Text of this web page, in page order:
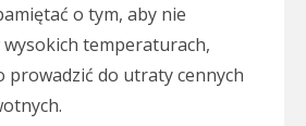
o tym, aby nie
temperaturach,
prowadzić do utraty cennych